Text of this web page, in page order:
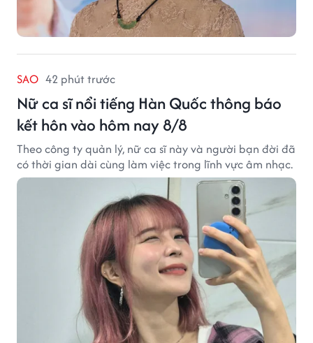
SAO 42 phút trước
Nữ ca sĩ nổi tiếng Hàn Quốc thông báo
kết hôn vào hôm nay 8/8
Theo công ty quản lý, nữ ca sĩ này và người bạn đời đã
có thời gian dài cùng làm việc trong lĩnh vực âm nhạc.